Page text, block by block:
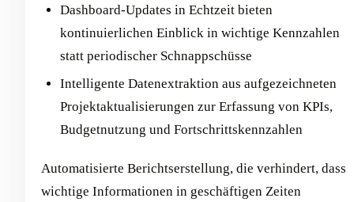
Dashboard-Updates in Echtzeit bieten
kontinuierlichen Einblick in wichtige Kennzahlen
statt periodischer Schnappschüsse
Intelligente Datenextraktion aus aufgezeichneten
Projektaktualisierungen zur Erfassung von KPIs,
Budgetnutzung und Fortschrittskennzahlen
Automatisierte Berichtserstellung, die verhindert, dass
wichtige Informationen in geschäftigen Zeiten